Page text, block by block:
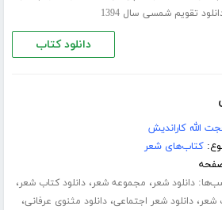
تقویم شمسی سال 1394
دانلود کتاب
الله کاراندیش
کتاب‌های شعر
دانلود شعر، مجموعه شعر،دانلود کتاب شعر،
شعر،دانلود شعر اجتماعی،دانلود مثنوی عرفانی،